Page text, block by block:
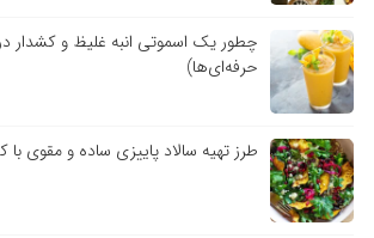
چطور یک اسموتی انبه غلیظ و کشدار
حرفه‌ای‌ها)
طرز تهیه سالاد پاییزی ساده و مقوی با